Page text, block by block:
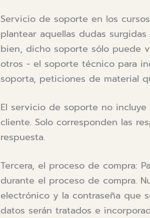
Servicio de soporte en los
plantear aquellas dudas
bien, dicho soporte sólo puede
otros - el soporte técnico para
soporta, peticiones de material
El servicio de soporte no
cliente. Solo corresponden las
respuesta.
Tercera, el proceso de compra:
durante el proceso de compra.
electrónico y la contraseña que
datos serán tratados e